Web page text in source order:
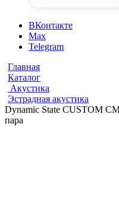
ВКонтакте
Max
Telegram
Главная
Каталог
Акустика
Эстрадная акустика
Dynamic State CUSTOM
пара